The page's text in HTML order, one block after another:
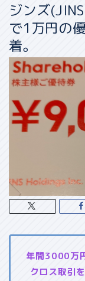
ジンズ
で1万円の
着。
年間3000万
クロス取引